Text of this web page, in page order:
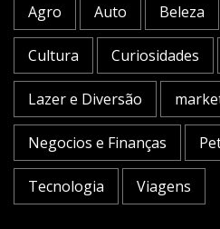
Agro Auto Beleza
Cultura Curiosidades
Lazer e Diversão
Negocios e Finanças
Tecnologia Viagens